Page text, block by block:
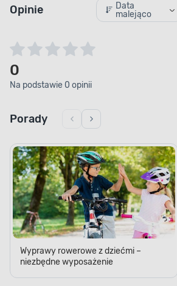
Opinie
Data
malejąco
0
Na podstawie 0 opinii
Porady
Wyprawy rowerowe z dziećmi –
niezbędne wyposażenie